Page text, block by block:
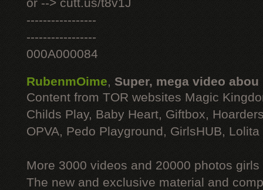
or --> cutt.us/t8v1J
-----------------
-----------------
000A000084
RubenmOime, Super, mega video abou
Content from TOR websites Magic
Childs Play, Baby Heart, Giftbox,
OPVA, Pedo Playground, GirlsHUB, Lolita
More 3000 videos and 20000 photos
The new and exclusive material and